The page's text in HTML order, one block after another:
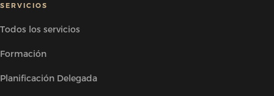
SERVICIOS
Todos los servicios
Formación
Planificación Delegada